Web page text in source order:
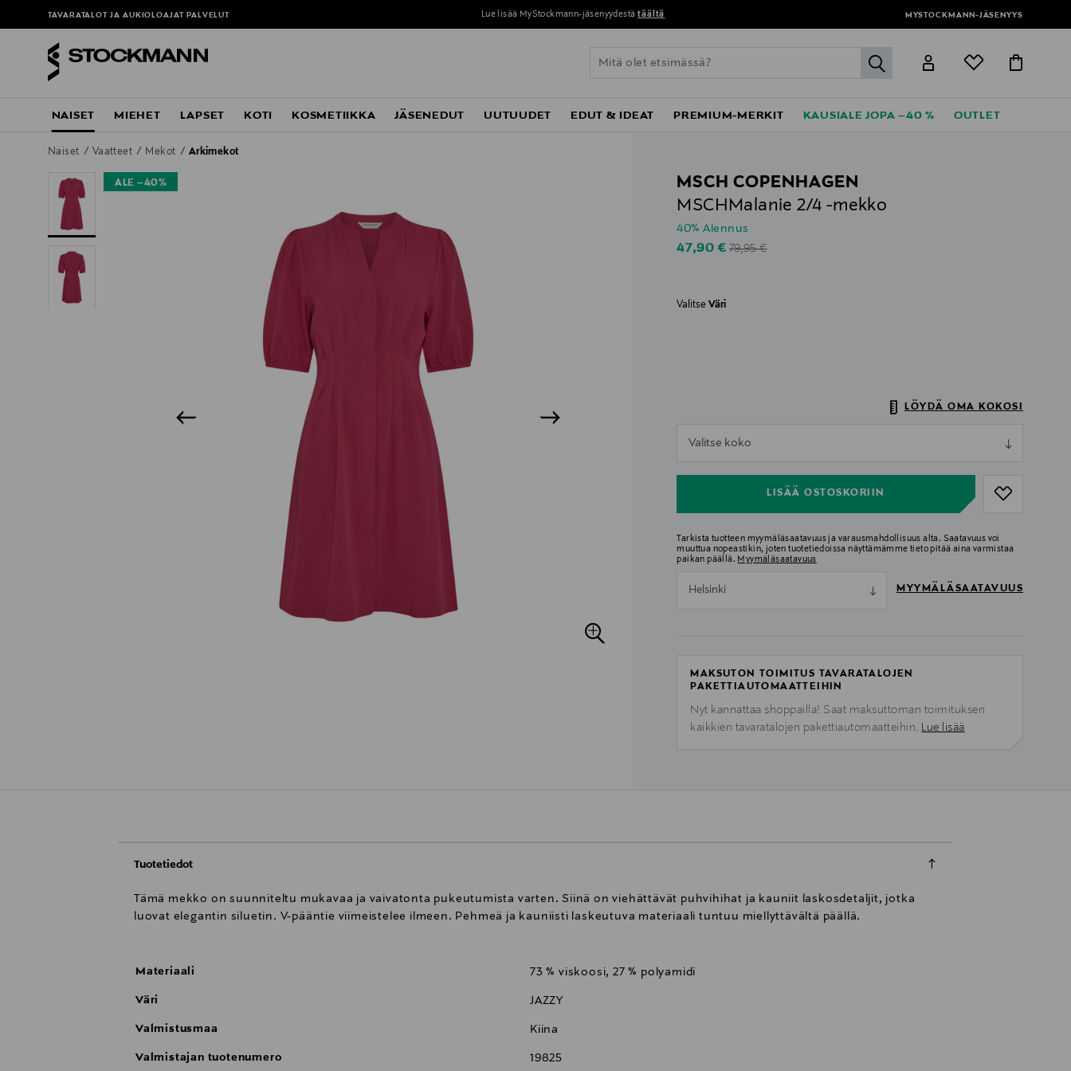
TAVARATALOT JA AUKIOLOAJAT PALVELUT Lue lisää MyStockmann-jäsenyydestä täältä MYSTOCKMANN-JÄSENYYS
label.header.go
NAISET MIEHET LAPSET KOTI KOSMETIIKKA JÄSENEDUT UUTUUDET EDUT & IDEAT PREMIUM-MERKIT KAUSIALE JOPA –40 % OUTLET
Naiset Vaatteet Mekot Arkimekot
ALE –40%
MSCH COPENHAGEN
MSCHMalanie 2/4 -mekko
40% Alennus
Discounted Price
47,90 € Original Price
79,95 €
ValitseVäri
LÖYDÄ OMA KOKOSI
Valitse koko
LISÄÄ OSTOSKORIIN
Tarkista tuotteen myymäläsaatavuus ja varausmahdollisuus alta. Saatavuus voi
muuttua nopeastikin, joten tuotetiedoissa näyttämämme tieto pitää aina varmistaa
paikan päällä. Myymäläsaatavuus
Helsinki MYYMÄLÄSAATAVUUS
MAKSUTON TOIMITUS TAVARATALOJEN
PAKETTIAUTOMAATTEIHIN
Nyt kannattaa shoppailla! Saat maksuttoman toimituksen
kaikkien tavaratalojen pakettiautomaatteihin. Lue lisää
Tuotetiedot
Tämä mekko on suunniteltu mukavaa ja vaivatonta pukeutumista varten. Siinä on viehättävät puhvihihat ja kauniit laskosdetaljit, jotka
luovat elegantin siluetin. V-pääntie viimeistelee ilmeen. Pehmeä ja kauniisti laskeutuva materiaali tuntuu miellyttävältä päällä.
Materiaali 73 % viskoosi, 27 % polyamidi
Väri JAZZY
Valmistusmaa Kiina
Valmistajan tuotenumero 19825